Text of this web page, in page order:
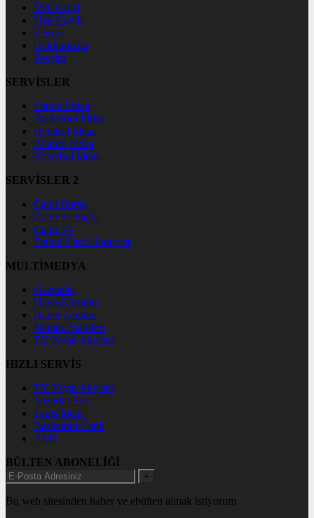
Üye Girişi
Üye Kaydı
Künye
Hakkımızda
İletişim
SERVİSLER
Futbol İddaa
Basketbol İddaa
Hentbol İddaa
Bilardo İddaa
Voleybol İddaa
SERVİSLER 2
Canlı Borsa
Canlı Sonuçlar
Canlı TV
Futbol Canlı Sonuçlar
MULTİMEDYA
Gazeteler
Hava Durumu
Haber Gönder
Namaz Vakitleri
TV Yayın Akışları
HIZLI SERVİS
TV Yayın Akışları
Yazarlar Site
Tenis İddaa
Basketbol Canlı
AMP
BÜLTEN ABONELİĞİ
+
Bu web sitesinden haber ve ebülten almak istiyorum